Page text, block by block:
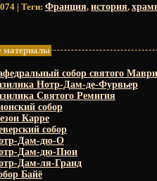
| Теги: Франция, история,
материалы
собор святого
Нотр-Дам-де-Фурвьер
Святого Ремигия
собор
Карре
собор
Дам-дю-О
Дам-дю-Пюи
Дам-ля-Гранд
Байё